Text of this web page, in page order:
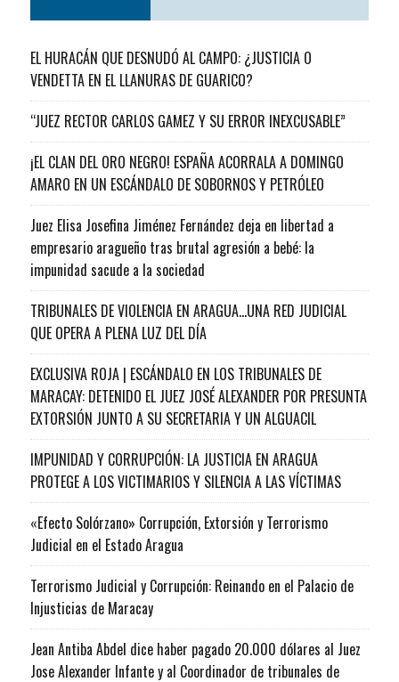
EL HURACÁN QUE DESNUDÓ AL CAMPO: ¿JUSTICIA O
VENDETTA EN EL LLANURAS DE GUARICO?
“JUEZ RECTOR CARLOS GAMEZ Y SU ERROR INEXCUSABLE”
¡EL CLAN DEL ORO NEGRO! ESPAÑA ACORRALA A DOMINGO
AMARO EN UN ESCÁNDALO DE SOBORNOS Y PETRÓLEO
Juez Elisa Josefina Jiménez Fernández deja en libertad a
empresario aragueño tras brutal agresión a bebé: la
impunidad sacude a la sociedad
TRIBUNALES DE VIOLENCIA EN ARAGUA…UNA RED JUDICIAL
QUE OPERA A PLENA LUZ DEL DÍA
EXCLUSIVA ROJA | ESCÁNDALO EN LOS TRIBUNALES DE
MARACAY: DETENIDO EL JUEZ JOSÉ ALEXANDER POR PRESUNTA
EXTORSIÓN JUNTO A SU SECRETARIA Y UN ALGUACIL
IMPUNIDAD Y CORRUPCIÓN: LA JUSTICIA EN ARAGUA
PROTEGE A LOS VICTIMARIOS Y SILENCIA A LAS VÍCTIMAS
«Efecto Solórzano» Corrupción, Extorsión y Terrorismo
Judicial en el Estado Aragua
Terrorismo Judicial y Corrupción: Reinando en el Palacio de
Injusticias de Maracay
Jean Antiba Abdel dice haber pagado 20.000 dólares al Juez
Jose Alexander Infante y al Coordinador de tribunales de